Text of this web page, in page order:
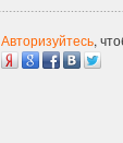
Авторизуйтесь,